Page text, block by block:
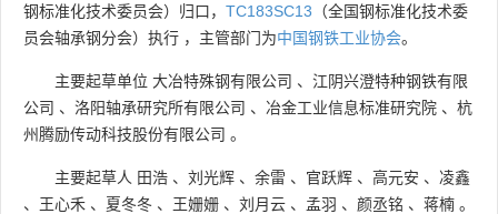
钢标准化技术委员会）归口， TC183SC13 （全国钢标准化技术委
员会轴承钢分会）执行 ，主管部门为中国钢铁工业协会。
主要起草单位 大冶特殊钢有限公司 、 江阴兴澄特种钢铁有限
公司 、 洛阳轴承研究所有限公司 、 冶金工业信息标准研究院 、 杭
州腾励传动科技股份有限公司 。
主要起草人 田浩 、 刘光辉 、 余雷 、 官跃辉 、 高元安 、 凌鑫
、 王心禾 、 夏冬冬 、 王姗姗 、 刘月云 、 孟羽 、 颜丞铭 、 蒋楠 。